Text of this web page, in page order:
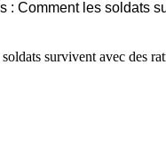
: Comment les soldats
survivent avec des